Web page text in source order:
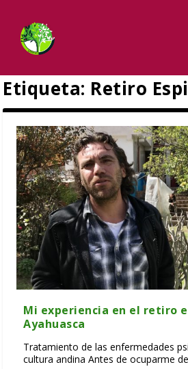
Etiqueta: Retiro
Mi experiencia en el retiro
Ayahuasca
Tratamiento de las enfermedades
cultura andina Antes de ocuparme